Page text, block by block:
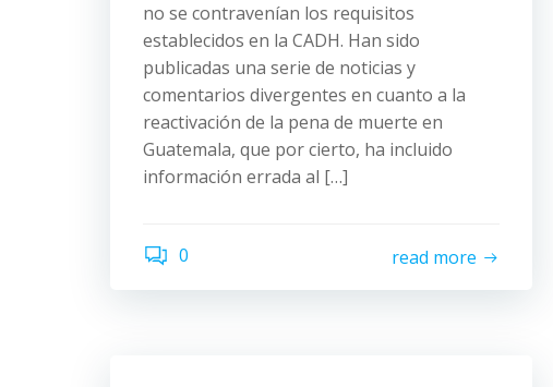
no se contravenían los requisitos
establecidos en la CADH. Han sido
publicadas una serie de noticias y
comentarios divergentes en cuanto a la
reactivación de la pena de muerte en
Guatemala, que por cierto, ha incluido
información errada al […]
0 read more